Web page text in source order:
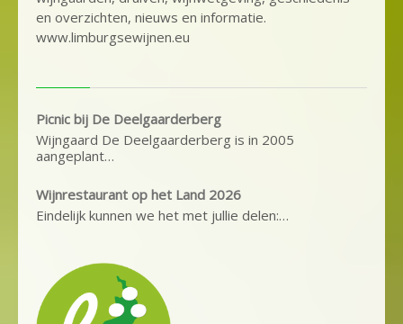
en overzichten, nieuws en informatie.
www.limburgsewijnen.eu
Picnic bij De Deelgaarderberg
Wijngaard De Deelgaarderberg is in 2005
aangeplant…
Wijnrestaurant op het Land 2026
Eindelijk kunnen we het met jullie delen:…